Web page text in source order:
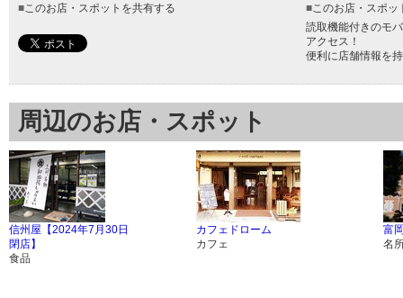
■ このお店・スポットを共有する ■ このお店・スポ
読取機能付きのモ
アクセス！
便利に店舗情報を
周辺のお店・スポット
信州屋【2024年7月30日
閉店】
食品
カフェドローム
カフェ
富
名